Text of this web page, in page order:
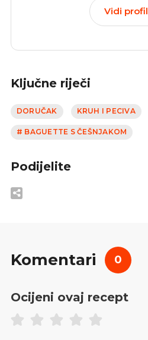
Vidi profil
Ključne riječi
DORUČAK KRUH I PECIVA
# BAGUETTE S ČEŠNJAKOM
Podijelite
Komentari 0
Ocijeni ovaj recept